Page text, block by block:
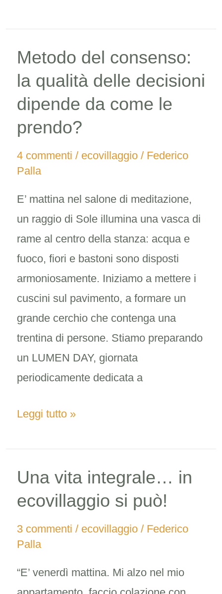
Metodo del consenso:
la qualità delle decisioni
dipende da come le
prendo?
4 commenti / ecovillaggio/ Federico
Palla
E’ mattina nel salone di meditazione,
un raggio di Sole illumina una vasca di
rame al centro della stanza: acqua e
fuoco, fiori e bastoni sono disposti
armoniosamente. Iniziamo a mettere i
cuscini sul pavimento, a formare un
grande cerchio che contenga una
trentina di persone. Stiamo preparando
un LUMEN DAY, giornata
periodicamente dedicata a
Metodo
del
consenso:
la
qualità
delle
decisioni
dipende
le
prendo?
Leggi tutto »
Una vita integrale… in
ecovillaggio si può!
3 commenti / ecovillaggio/ Federico
Palla
“E’ venerdì mattina. Mi alzo nel mio
Una
vita
in
si